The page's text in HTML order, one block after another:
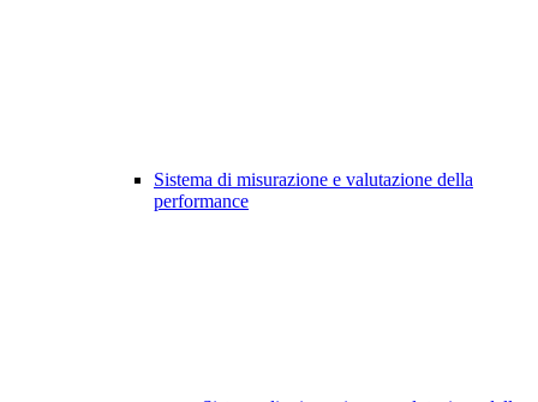
Sistema di misurazione e valutazione della
performance